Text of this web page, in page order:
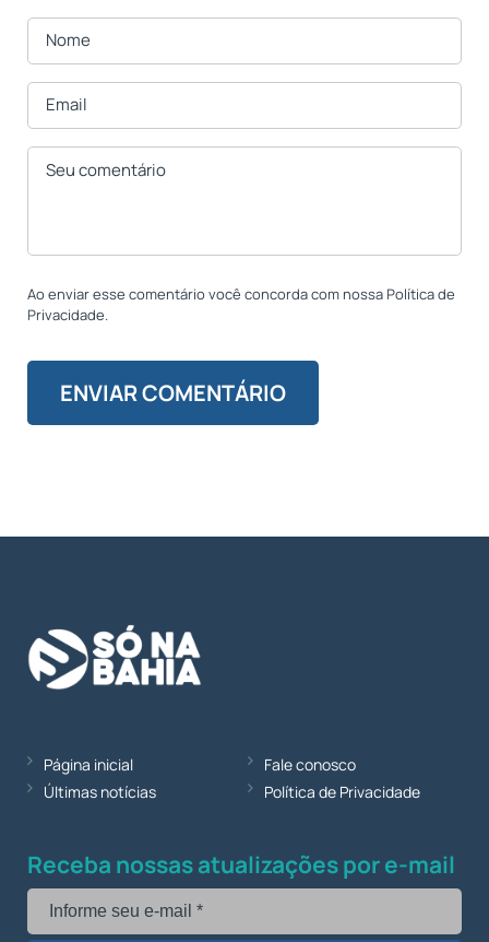
Ao enviar esse comentário você concorda com nossa Política de
Privacidade.
Página inicial
Últimas notícias
Fale conosco
Política de Privacidade
Receba nossas atualizações por e-mail